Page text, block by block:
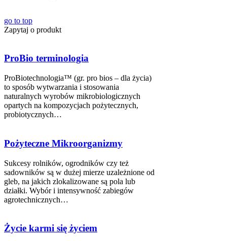
go to top
Zapytaj o produkt
ProBio terminologia
ProBiotechnologia™ (gr. pro bios – dla życia)
to sposób wytwarzania i stosowania
naturalnych wyrobów mikrobiologicznych
opartych na kompozycjach pożytecznych,
probiotycznych…
Pożyteczne Mikroorganizmy
Sukcesy rolników, ogrodników czy też
sadowników są w dużej mierze uzależnione od
gleb, na jakich zlokalizowane są pola lub
działki. Wybór i intensywność zabiegów
agrotechnicznych…
Życie karmi się życiem